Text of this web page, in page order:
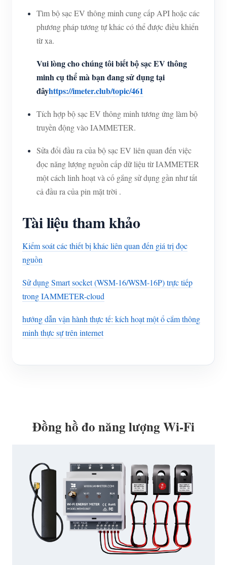
Tìm bộ sạc EV thông minh cung cấp API hoặc các
phương pháp tương tự khác có thể được điều khiển
từ xa.
Vui lòng cho chúng tôi biết bộ sạc EV thông
minh cụ thể mà bạn đang sử dụng tại
đâyhttps://imeter.club/topic/461
Tích hợp bộ sạc EV thông minh tương ứng làm bộ
truyền động vào IAMMETER.
Sửa đổi đầu ra của bộ sạc EV liên quan đến việc
đọc năng lượng nguồn cấp dữ liệu từ IAMMETER
một cách linh hoạt và cố gắng sử dụng gần như tất
cả đầu ra của pin mặt trời .
Tài liệu tham khảo
Kiểm soát các thiết bị khác liên quan đến giá trị đọc
nguồn
Sử dụng Smart socket (WSM-16/WSM-16P) trực tiếp
trong IAMMETER-cloud
hướng dẫn vận hành thực tế: kích hoạt một ổ cắm thông
minh thực sự trên internet
Đồng hồ đo năng lượng Wi-Fi